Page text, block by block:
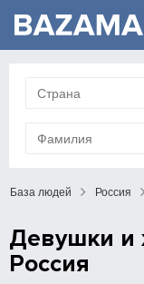
База людей Россия
Девушки и
Россия